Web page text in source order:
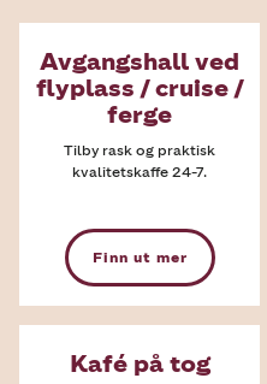
Avgangshall ved
flyplass / cruise /
ferge
Tilby rask og praktisk
kvalitetskaffe 24-7.
Finn ut mer
Kafé på tog